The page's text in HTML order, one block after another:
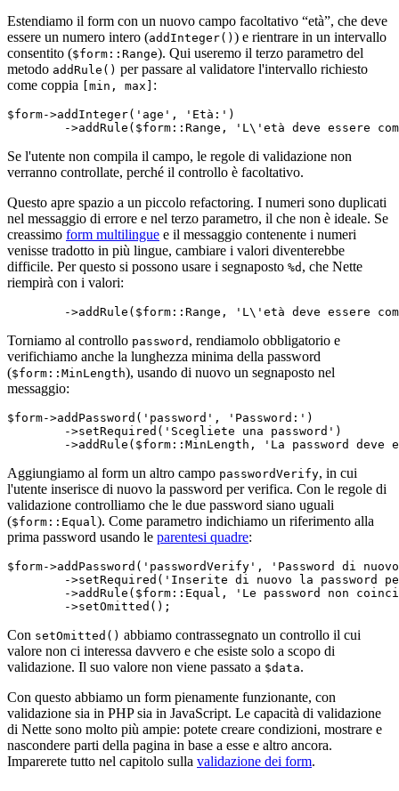
Estendiamo il form con un nuovo campo facoltativo “età”, che deve
essere un numero intero (addInteger() ) e rientrare in un intervallo
consentito ($form::Range). Qui useremo il terzo parametro del
metodo addRule() per passare al validatore l'intervallo richiesto
come coppia
[min, max] :
$form->addInteger('age', 'Età:')
Se l'utente non compila il campo, le regole di validazione non
verranno controllate, perché il controllo è facoltativo.
Questo apre spazio a un piccolo refactoring. I numeri sono duplicati
nel messaggio di errore e nel terzo parametro, il che non è ideale. Se
creassimo form multilingue e il messaggio contenente i numeri
venisse tradotto in più lingue, cambiare i valori diventerebbe
difficile. Per questo si possono usare i segnaposto %d , che Nette
riempirà con i valori:
Torniamo al controllo password , rendiamolo obbligatorio e
verifichiamo anche la lunghezza minima della password
($form::MinLength), usando di nuovo un segnaposto nel
messaggio:
$form->addPassword('password', 'Password:')
Aggiungiamo al form un altro campo passwordVerify, in cui
l'utente inserisce di nuovo la password per verifica. Con le regole di
validazione controlliamo che le due password siano uguali
($form::Equal). Come parametro indichiamo un riferimento alla
prima password usando le parentesi quadre:
$form->addPassword('passwordVerify', 'Password di
Con setOmitted() abbiamo contrassegnato un controllo il cui
valore non ci interessa davvero e che esiste solo a scopo di
validazione. Il suo valore non viene passato a $data.
Con questo abbiamo un form pienamente funzionante, con
validazione sia in PHP sia in JavaScript. Le capacità di validazione
di Nette sono molto più ampie: potete creare condizioni, mostrare e
nascondere parti della pagina in base a esse e altro ancora.
Imparerete tutto nel capitolo sulla validazione dei form.